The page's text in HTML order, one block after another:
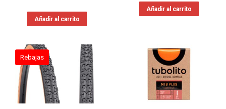
Añadir al carrito
Añadir al carrito
Rebajas